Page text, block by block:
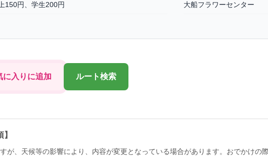
150円、学生200円 大船フラワーセンター
に入りに追加 ルート検索
が、天候等の影響により、内容が変更となっている場合があります。おでかけの